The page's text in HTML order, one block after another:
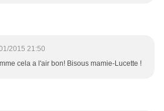
2015 21:50
cela a l'air bon! Bisous mamie-Lucette !